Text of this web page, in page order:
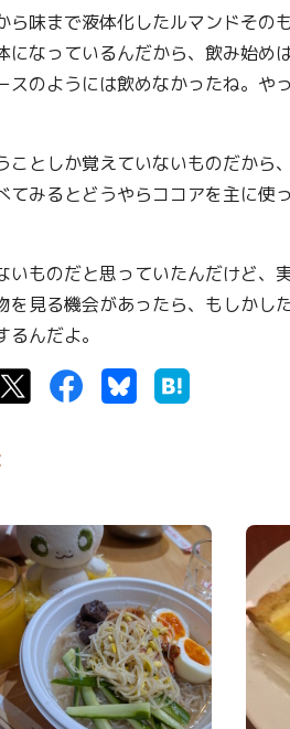
味まで液体化したルマンドその
になっているんだから、飲み始め
スのようには飲めなかったね。や
ことしか覚えていないものだから
てみるとどうやらココアを主に使
いものだと思っていたんだけど、
を見る機会があったら、もしかし
んだよ。
TwitterFacebookBluesky